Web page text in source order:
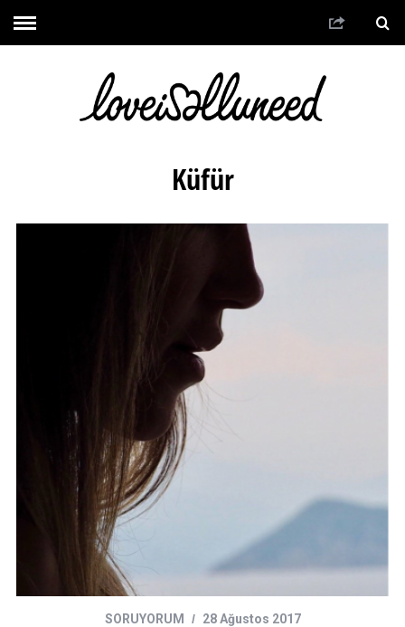
Küfür
SORUYORUM 28 Ağustos 2017